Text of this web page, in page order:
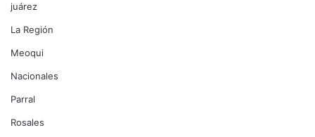
juárez
La Región
Meoqui
Nacionales
Parral
Rosales